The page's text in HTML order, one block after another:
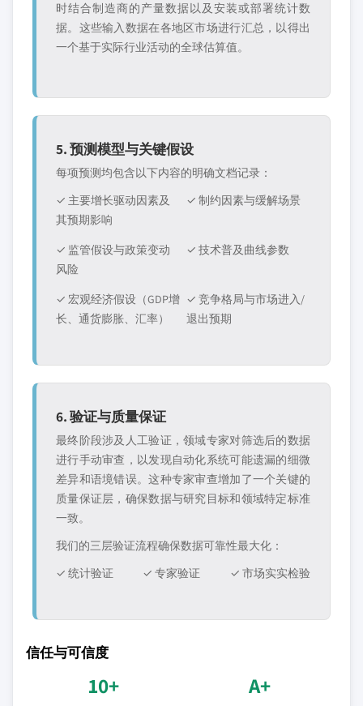
时结合制造商的产量数据以及安装或部署统计数
据。这些输入数据在各地区市场进行汇总，以得出
一个基于实际行业活动的全球估算值。
5. 预测模型与关键假设
每项预测均包含以下内容的明确文档记录：
✓ 主要增长驱动因素及
其预期影响
✓ 制约因素与缓解场景
✓ 监管假设与政策变动
风险
✓ 技术普及曲线参数
✓ 宏观经济假设（GDP增
长、通货膨胀、汇率）
✓ 竞争格局与市场进入/
退出预期
6. 验证与质量保证
最终阶段涉及人工验证，领域专家对筛选后的数据
进行手动审查，以发现自动化系统可能遗漏的细微
差异和语境错误。这种专家审查增加了一个关键的
质量保证层，确保数据与研究目标和领域特定标准
一致。
我们的三层验证流程确保数据可靠性最大化：
✓ 统计验证
✓ 专家验证 ✓ 市场实实检验
信任与可信度
10+ A+